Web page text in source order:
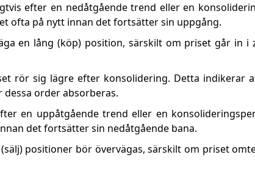
efter en nedåtgående trend eller en
ofta på nytt innan det fortsätter sin uppgång.
en lång (köp) position, särskilt om priset går in i
rör sig lägre efter konsolidering. Detta indikerar
order absorberas.
en uppåtgående trend eller en
det fortsätter sin nedåtgående bana.
positioner bör övervägas, särskilt om priset